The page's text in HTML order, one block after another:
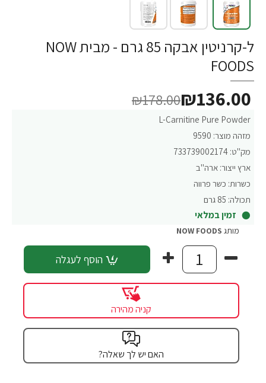
ל-קרניטין אבקה 85 גרם - מבית NOW
FOODS
L-Carnitine Pure Powder
מזהה מוצר: 9590
מק"ט: 733739002174
ארץ ייצור: ארה"ב
כשרות: כשר פרווה
תכולה: 85 גרם
זמין במלאי
₪136.00
₪178.00
מותג NOW FOODS
הוסף לעגלה
קניה מהירה
האם יש לך שאלה?